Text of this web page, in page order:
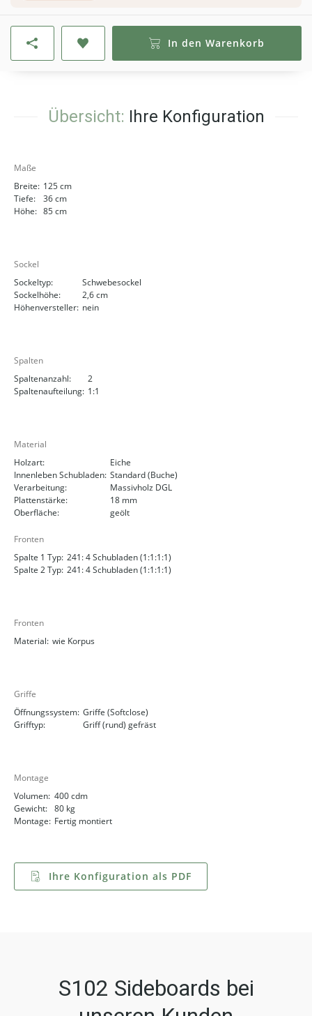
In den Warenkorb
Übersicht: Ihre Konfiguration
Maße
Breite: 125 cm
Tiefe:
36 cm
Höhe: 85 cm
Sockel
Sockeltyp:
Schwebesockel
Sockelhöhe:
2,6 cm
Höhenversteller: nein
Spalten
Spaltenanzahl:
2
Spaltenaufteilung: 1:1
Material
Holzart:
Eiche
Innenleben Schubladen: Standard (Buche)
Verarbeitung:
Massivholz DGL
Plattenstärke:
18 mm
Oberfläche:
geölt
Fronten
Spalte 1 Typ: 241: 4 Schubladen (1:1:1:1)
Spalte 2 Typ: 241: 4 Schubladen (1:1:1:1)
Fronten
Material: wie Korpus
Griffe
Öffnungssystem: Griffe (Softclose)
Grifftyp:
Griff (rund) gefräst
Montage
Volumen: 400 cdm
Gewicht: 80 kg
Montage: Fertig montiert
Ihre Konfiguration als PDF
S102 Sideboards bei